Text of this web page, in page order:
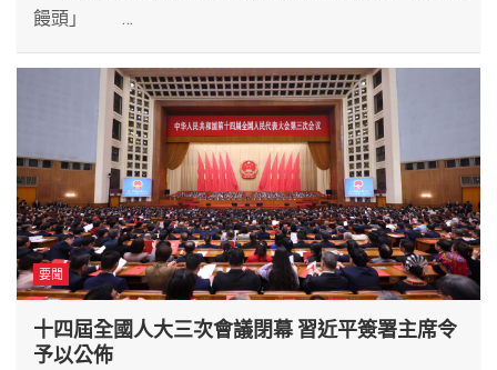
饅頭」 …
要聞
十四屆全國人大三次會議閉幕 習近平簽署主席令
予以公佈